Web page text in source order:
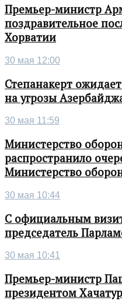
Премьер-министр
поздравительное
Хорватии
30 мая 12:00
Степанакерт
на угрозы
30 мая 11:59
Министерство
распространило
Министерство
30 мая 10:44
С официальным
председатель
30 мая 10:41
Премьер-министр
президентом